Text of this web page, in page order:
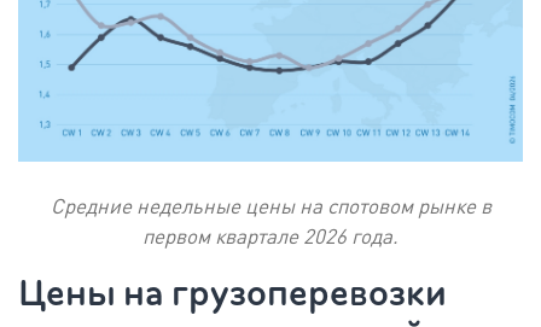
Средние недельные цены на спотовом рынке в
первом квартале 2026 года.
Цены на грузоперевозки